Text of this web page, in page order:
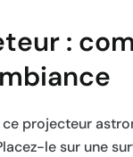
:
projecteur
le sur une